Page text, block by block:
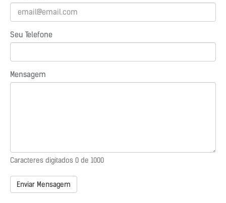
Seu Telefone
Mensagem
Caracteres digitados 0 de 1000
Enviar Mensagem